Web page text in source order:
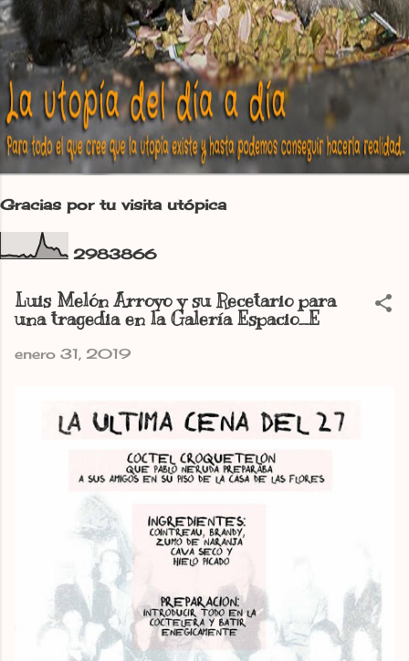
Gracias por tu visita utópica
2983866
Luis Melón Arroyo y su Recetario para
una tragedia en la Galería Espacio_E
enero 31, 2019